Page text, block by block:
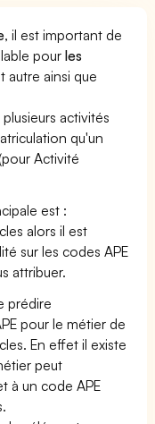
, il est important de
pourles
autre ainsi que
activités
qu'un
Activité
est :
alors il est
sur les codes APE
attribuer.
prédire
pour le métier de
En effet il existe
peut
à un code APE